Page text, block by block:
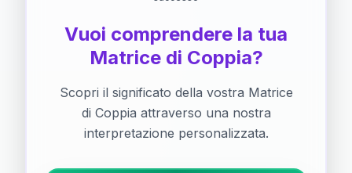
Vuoi comprendere la tua
Matrice di Coppia?
Scopri il significato della vostra Matrice
di Coppia attraverso una nostra
interpretazione personalizzata.